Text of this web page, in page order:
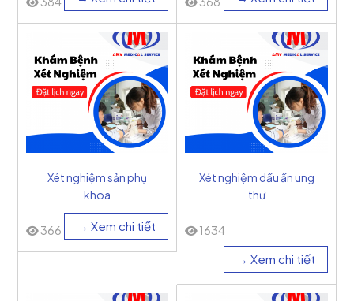
Xét nghiệm sản phụ
khoa
366 → Xem chi tiết
Xét nghiệm dấu ấn ung
thư
1634
→ Xem chi tiết